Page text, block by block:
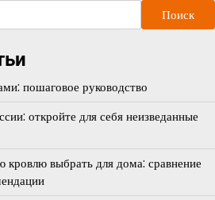
Поиск
пошаговое руководство
откройте для себя неизведанные
выбрать для дома: сравнение